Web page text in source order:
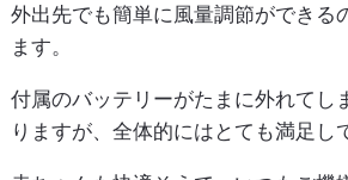
外出先でも簡単に風量調節ができる
ます。
付属のバッテリーがたまに外れてし
りますが、全体的にはとても満足し